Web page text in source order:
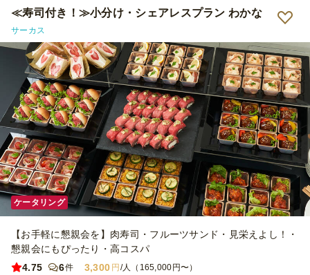
≪寿司付き！≫小分け・シェアレスプラン わかな
サーカス
ケータリング
【お手軽に懇親会を】肉寿司・フルーツサンド・見栄えよし！・
懇親会にもぴったり・高コスパ
4.75
6件 3,300 円 /人（165,000円〜）